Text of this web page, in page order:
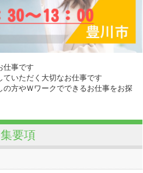
仕事です
ていただく大切なお仕事です
の方やＷワークでできるお仕事をお探
要項